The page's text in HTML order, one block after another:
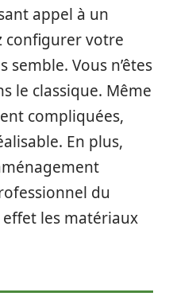
appel à un
configurer votre
semble. Vous n’êtes
le classique. Même
compliquées,
En plus,
du
les matériaux